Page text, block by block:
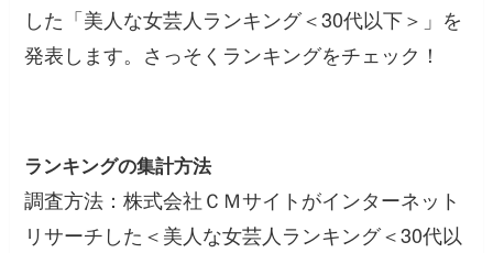
した「美人な女芸人ランキング＜30代以下＞」を
発表します。さっそくランキングをチェック！
ランキングの集計方法
調査方法：株式会社ＣＭサイトがインターネット
リサーチした＜美人な女芸人ランキング＜30代以